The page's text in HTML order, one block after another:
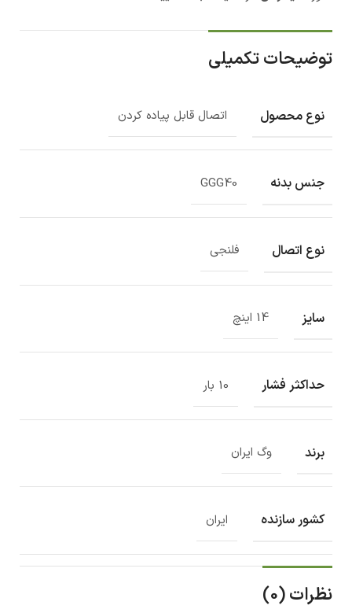
توضیحات تکمیلی
نوع محصول اتصال قابل پیاده کردن
جنس بدنه GGG40
نوع اتصال فلنجی
سایز 14 اینچ
حداکثر فشار 10 بار
برند وگ ایران
کشور سازنده ایران
نظرات (0)